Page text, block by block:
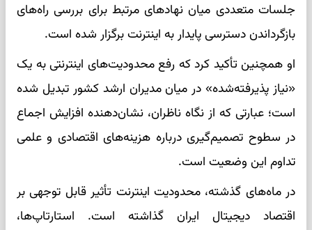
جلسات متعددی میان نهادهای مرتبط برای بررسی راه‌های
بازگرداندن دسترسی پایدار به اینترنت برگزار شده است.
او همچنین تأکید کرد که رفع محدودیت‌های اینترنتی به یک
«نیاز پذیرفته‌شده» در میان مدیران ارشد کشور تبدیل شده
است؛ عبارتی که از نگاه ناظران، نشان‌دهنده افزایش اجماع
در سطوح تصمیم‌گیری درباره هزینه‌های اقتصادی و علمی
تداوم این وضعیت است.
در ماه‌های گذشته، محدودیت اینترنت تأثیر قابل توجهی بر
اقتصاد دیجیتال ایران گذاشته است. استارتاپ‌ها،